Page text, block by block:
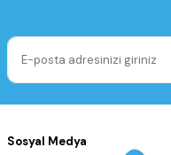
Sosyal Medya